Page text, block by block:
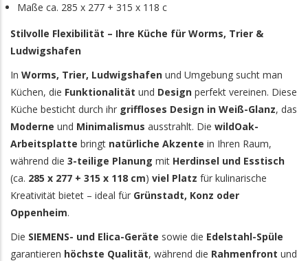
Maße ca. 285 x 277 + 315 x 118 c
Stilvolle Flexibilität – Ihre Küche für Worms, Trier &
Ludwigshafen
In Worms, Trier, Ludwigshafen und Umgebung sucht man
Küchen, die Funktionalität und Design perfekt vereinen. Diese
Küche besticht durch ihr griffloses Design in Weiß-Glanz, das
Moderne und Minimalismus ausstrahlt. Die wildOak-
Arbeitsplatte bringt natürliche Akzente in Ihren Raum,
während die 3-teilige Planung mit Herdinsel und Esstisch
(ca. 285 x 277 + 315 x 118 cm) viel Platz für kulinarische
Kreativität bietet – ideal für Grünstadt, Konz oder
Oppenheim.
Die SIEMENS- und Elica-Geräte sowie die Edelstahl-Spüle
garantieren höchste Qualität, während die Rahmenfront und